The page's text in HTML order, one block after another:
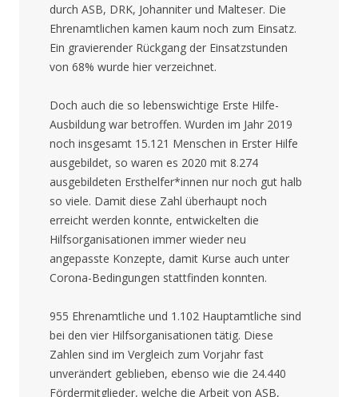
durch ASB, DRK, Johanniter und Malteser. Die
Ehrenamtlichen kamen kaum noch zum Einsatz.
Ein gravierender Rückgang der Einsatzstunden
von 68% wurde hier verzeichnet.
Doch auch die so lebenswichtige Erste Hilfe-
Ausbildung war betroffen. Wurden im Jahr 2019
noch insgesamt 15.121 Menschen in Erster Hilfe
ausgebildet, so waren es 2020 mit 8.274
ausgebildeten Ersthelfer*innen nur noch gut halb
so viele. Damit diese Zahl überhaupt noch
erreicht werden konnte, entwickelten die
Hilfsorganisationen immer wieder neu
angepasste Konzepte, damit Kurse auch unter
Corona-Bedingungen stattfinden konnten.
955 Ehrenamtliche und 1.102 Hauptamtliche sind
bei den vier Hilfsorganisationen tätig. Diese
Zahlen sind im Vergleich zum Vorjahr fast
unverändert geblieben, ebenso wie die 24.440
Fördermitglieder, welche die Arbeit von ASB,